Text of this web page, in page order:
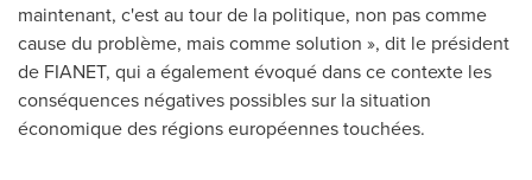
maintenant, c'est au tour de la politique, non pas comme
cause du problème, mais comme solution », dit le président
de FIANET, qui a également évoqué dans ce contexte les
conséquences négatives possibles sur la situation
économique des régions européennes touchées.